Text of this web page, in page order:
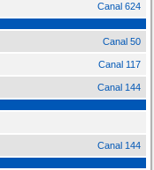
Canal 624
Canal 50
Canal 117
Canal 144
Canal 144